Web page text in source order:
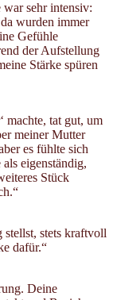
war sehr intensiv:
wurden immer
Gefühle
der Aufstellung
Stärke spüren
machte, tat gut, um
meiner Mutter
es fühlte sich
eigenständig,
Stück
stets kraftvoll
dafür.“
Deine